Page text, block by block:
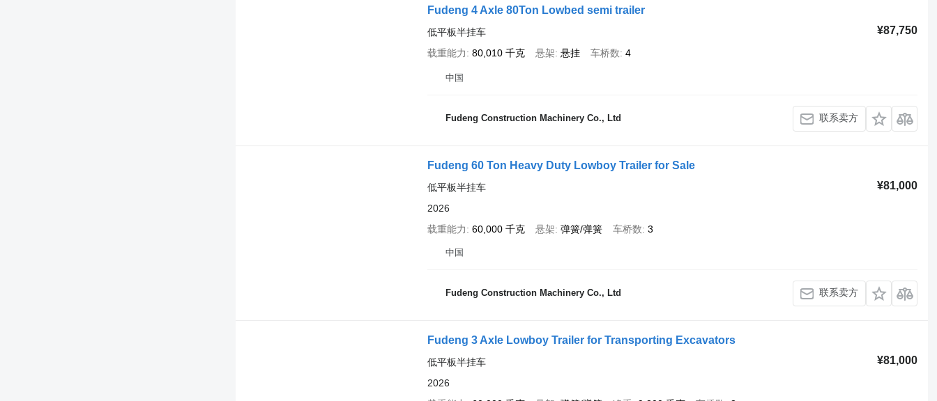
Fudeng 4 Axle 80Ton Lowbed semi trailer
¥87,750
低平板半挂车
载重能力
80,010 千克 悬架 悬挂 车桥数 4
中国
Fudeng Construction Machinery Co., Ltd 联系卖方
Fudeng 60 Ton Heavy Duty Lowboy Trailer for Sale
¥81,000
低平板半挂车
2026
载重能力
60,000 千克 悬架 弹簧/弹簧 车桥数 3
中国
Fudeng Construction Machinery Co., Ltd 联系卖方
Fudeng 3 Axle Lowboy Trailer for Transporting Excavators
¥81,000
低平板半挂车
2026